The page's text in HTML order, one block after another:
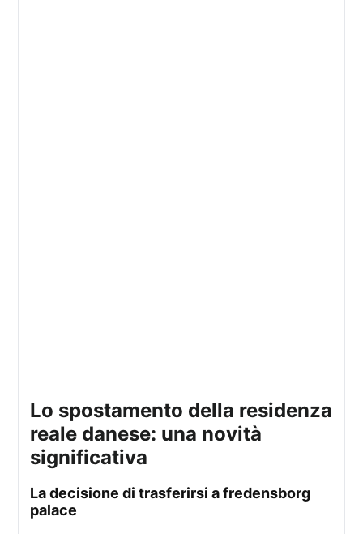
lo spostamento della residenza
reale danese: una novità
significativa
la decisione di trasferirsi a fredensborg
palace